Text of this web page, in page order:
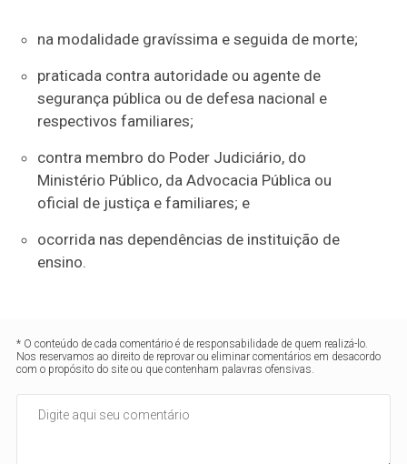
na modalidade gravíssima e seguida de morte;
praticada contra autoridade ou agente de
segurança pública ou de defesa nacional e
respectivos familiares;
contra membro do Poder Judiciário, do
Ministério Público, da Advocacia Pública ou
oficial de justiça e familiares; e
ocorrida nas dependências de instituição de
ensino.
* O conteúdo de cada comentário é de responsabilidade de quem realizá-lo.
Nos reservamos ao direito de reprovar ou eliminar comentários em desacordo
com o propósito do site ou que contenham palavras ofensivas.